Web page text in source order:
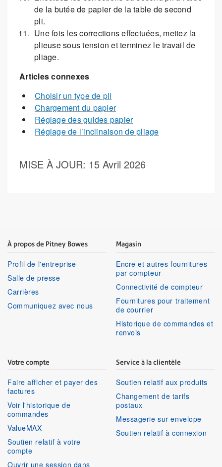
de la butée de papier de la table de second
pli.
Une fois les corrections effectuées, mettez la
plieuse sous tension et terminez le travail de
pliage.
Articles connexes
Choisir un type de pli
Chargement du papier
Réglage des guides papier
Réglage de l’inclinaison de pliage
MISE À JOUR: 15 Avril 2026
À propos de Pitney Bowes
Profil de l'entreprise
Salle de presse
Carrières
Communiquez avec nous
Magasin
Encre et autres fournitures
par compteur
Connectivité de compteur
Fournitures pour traitement
de courrier
Historique de commandes et
renvois
Votre compte
Faire afficher et payer des
factures
Voir l'historique de
commandes
ValueMAX
Soutien relatif à votre
compte
Ouvrir une session dans
Service à la clientèle
Soutien relatif aux produits
Changement de tarifs
postaux
Messagerie sur envelope
Soutien relatif à connexion